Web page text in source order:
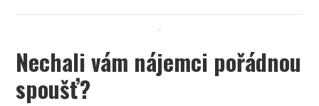
STAROSTÍ
Nechali vám nájemci pořádnou
spoušť?